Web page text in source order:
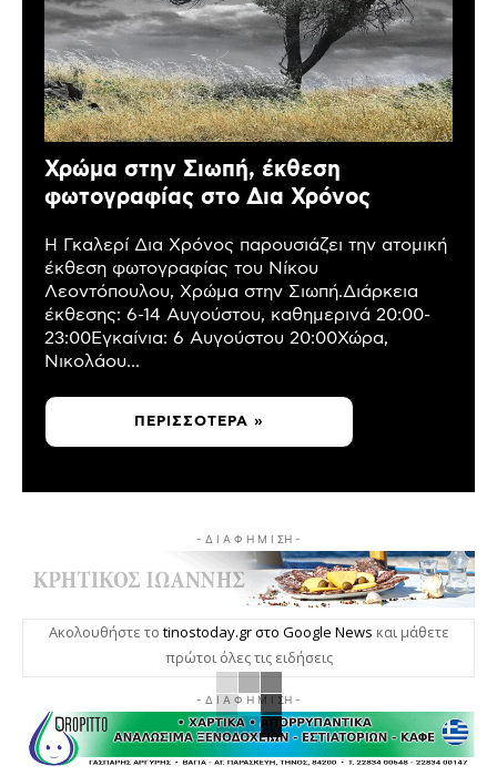
Χρώμα στην Σιωπή, έκθεση
φωτογραφίας στο Δια Χρόνος
Η Γκαλερί Δια Χρόνος παρουσιάζει την ατομική
έκθεση φωτογραφίας του Νίκου
Λεοντόπουλου, Χρώμα στην Σιωπή.Διάρκεια
έκθεσης: 6-14 Αυγούστου, καθημερινά 20:00-
23:00Εγκαίνια: 6 Αυγούστου 20:00Χώρα,
Νικολάου...
ΠΕΡΙΣΣΌΤΕΡΑ »
- Δ Ι Α Φ Η Μ Ι ΣΗ -
Ακολουθήστε το tinostoday.gr στο Google News και μάθετε
πρώτοι όλες τις ειδήσεις
- Δ Ι Α Φ Η Μ Ι ΣΗ -